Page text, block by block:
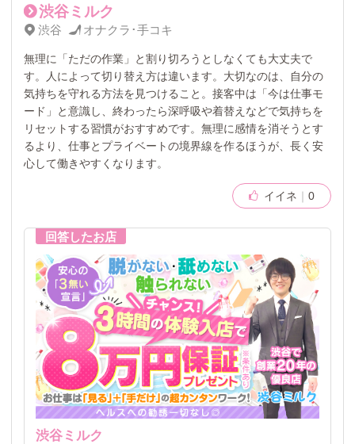
渋谷ミルク
渋谷 オナクラ･手コキ
無理に「ただの作業」と割り切ろうとしなくても大丈夫で
す。人によって切り替え方は違います。大切なのは、自分の
気持ちを守れる方法を見つけること。接客中は「今は仕事モ
ード」と意識し、終わったら深呼吸や着替えなどで気持ちを
リセットする習慣がおすすめです。無理に感情を消そうとす
るより、仕事とプライベートの境界線を作るほうが、長く安
心して働きやすくなります。
イイネ 0
渋谷ミルク